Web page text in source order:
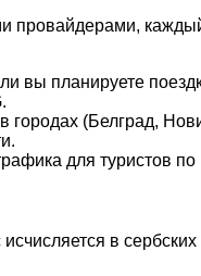
провайдерами,
вы планируете
городах (Белград,
для туристов
в